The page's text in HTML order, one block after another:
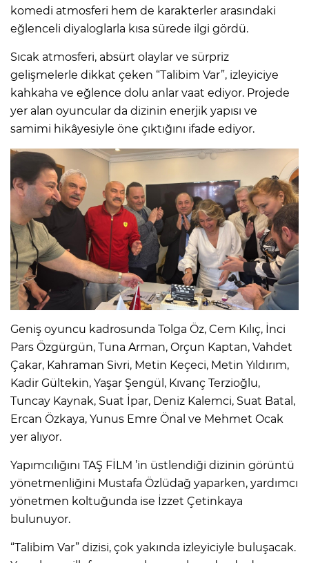
komedi atmosferi hem de karakterler arasındaki
eğlenceli diyaloglarla kısa sürede ilgi gördü.
Sıcak atmosferi, absürt olaylar ve sürpriz
gelişmelerle dikkat çeken “Talibim Var”, izleyiciye
kahkaha ve eğlence dolu anlar vaat ediyor. Projede
yer alan oyuncular da dizinin enerjik yapısı ve
samimi hikâyesiyle öne çıktığını ifade ediyor.
Geniş oyuncu kadrosunda Tolga Öz, Cem Kılıç, İnci
Pars Özgürgün, Tuna Arman, Orçun Kaptan, Vahdet
Çakar, Kahraman Sivri, Metin Keçeci, Metin Yıldırım,
Kadir Gültekin, Yaşar Şengül, Kıvanç Terzioğlu,
Tuncay Kaynak, Suat İpar, Deniz Kalemci, Suat Batal,
Ercan Özkaya, Yunus Emre Önal ve Mehmet Ocak
yer alıyor.
Yapımcılığını TAŞ FİLM ’in üstlendiği dizinin görüntü
yönetmenliğini Mustafa Özlüdağ yaparken, yardımcı
yönetmen koltuğunda ise İzzet Çetinkaya
bulunuyor.
“Talibim Var” dizisi, çok yakında izleyiciyle buluşacak.